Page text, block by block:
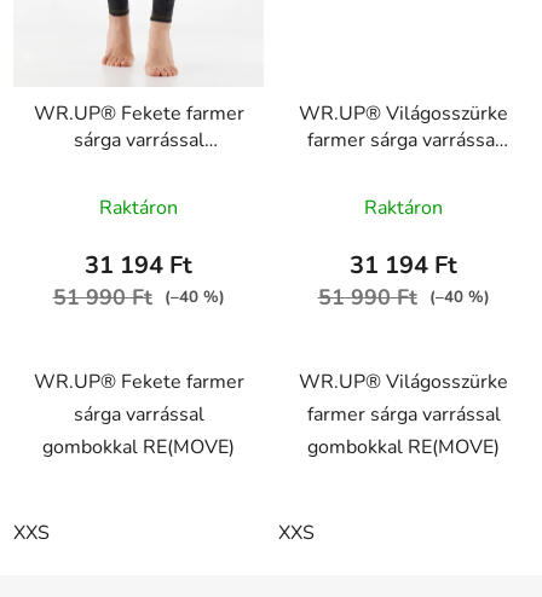
WR.UP® Fekete farmer
sárga varrással
WRUP1MC002ORG,
J7Y
Raktáron
31 194 Ft
51 990 Ft (–40 %)
WR.UP® Fekete farmer
sárga varrással
gombokkal RE(MOVE)
XXS
WR.UP® Világosszürke
farmer sárga varrással
WRUP1MC002ORG,
J3Y
Raktáron
31 194 Ft
51 990 Ft (–40 %)
WR.UP® Világosszürke
farmer sárga varrással
gombokkal RE(MOVE)
XXS